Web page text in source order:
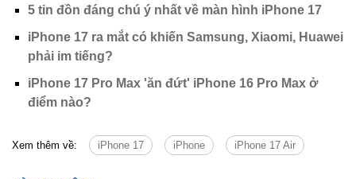
5 tin đồn đáng chú ý nhất về màn hình iPhone 17
iPhone 17 ra mắt có khiến Samsung, Xiaomi, Huawei
phải im tiếng?
iPhone 17 Pro Max 'ăn đứt' iPhone 16 Pro Max ở
điểm nào?
Xem thêm về: iPhone 17 iPhone iPhone 17 Air